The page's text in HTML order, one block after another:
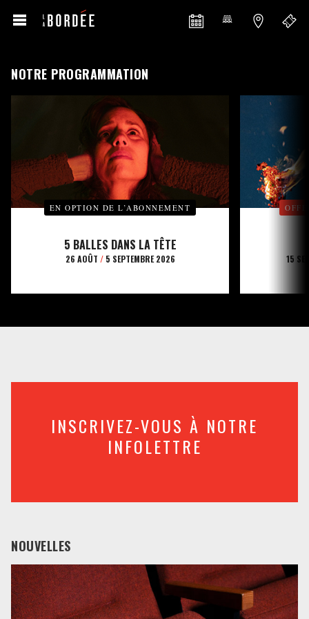
NOTRE PROGRAMMATION
EN OPTION DE L’ABONNEMENT
5 BALLES DANS LA TÊTE
26 AOÛT /5 SEPTEMBRE 2026 15
INSCRIVEZ-VOUS À NOTRE
INFOLETTRE
NOUVELLES